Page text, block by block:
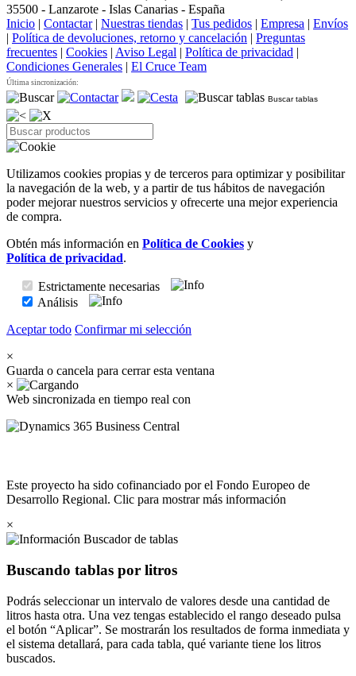
35500 - Lanzarote - Islas Canarias - España
Inicio | Contactar | Nuestras tiendas | Tus pedidos | Empresa | Envíos
| Política de devoluciones, retorno y cancelación | Preguntas
frecuentes | Cookies | Aviso Legal | Política de privacidad |
Condiciones Generales | El Cruce Team
Última sincronización:
Buscar tablas
Utilizamos cookies propias y de terceros para optimizar y posibilitar
la navegación de la web, y a partir de tus hábitos de navegación
poder mejorar nuestros servicios y ofrecerte una mejor experiencia
de compra.
Obtén más información en Política de Cookies y
Política de privacidad.
Estrictamente necesarias
Análisis
Aceptar todo Confirmar mi selección
×
Guarda o cancela para cerrar esta ventana
×
Web sincronizada en tiempo real con
Este proyecto ha sido cofinanciado por el Fondo Europeo de
Desarrollo Regional. Clic para mostrar más información
×
Buscador de tablas
Buscando tablas por litros
Podrás seleccionar un intervalo de valores desde una cantidad de
litros hasta otra. Una vez tengas establecido el rango deseado pulsa
el botón
Aplicar . Se mostrarán los resultados de forma inmediata y
el sistema detallará, para cada tabla, qué variante tiene los litros
buscados.